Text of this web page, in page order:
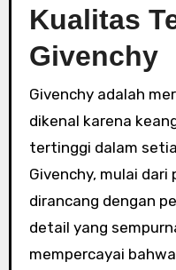
Kualitas
Givenchy
Givenchy adalah
dikenal karena
tertinggi dalam
Givenchy, mulai dari
dirancang dengan
detail yang
mempercayai